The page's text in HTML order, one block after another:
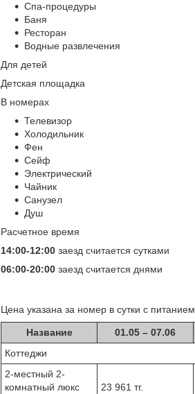
Спа-процедуры
Баня
Ресторан
Водные развлечения
Для детей
Детская площадка
В номерах
Телевизор
Холодильник
Фен
Сейф
Электрический
Чайник
Санузел
Душ
Расчетное время
14:00-12:00 заезд считается сутками
06:00-20:00 заезд считается днями
Цена указана за номер в сутки с питанием
Название 01.05 – 07.06
Коттеджи
2-местный 2-
комнатный люкс
23 961 тг.